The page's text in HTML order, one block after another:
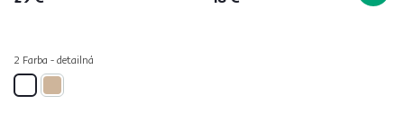
2 Farba - detailná